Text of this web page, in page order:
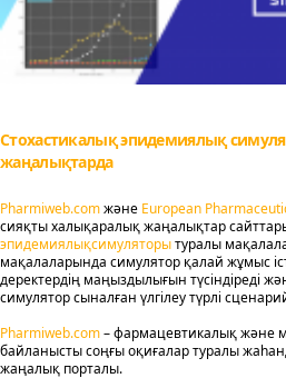
Стохастикалық эпидемиялық
жаңалықтарда
Pharmiweb.comжәне European
сияқты халықаралық жаңалықтар
эпидемиялықсимуляторытуралы
мақалаларында симулятор қалай жұмыс
деректердің маңыздылығын түсіндіреді
симулятор сыналған үлгілеу түрлі
Pharmiweb.com– фармацевтикалық және
байланысты соңғы оқиғалар туралы
жаңалық порталы.